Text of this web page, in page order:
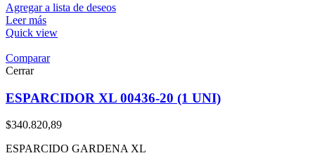
Agregar a lista de deseos
Leer más
Quick view
Comparar
Cerrar
ESPARCIDOR XL 00436-20 (1 UNI)
$340.820,89
ESPARCIDO GARDENA XL